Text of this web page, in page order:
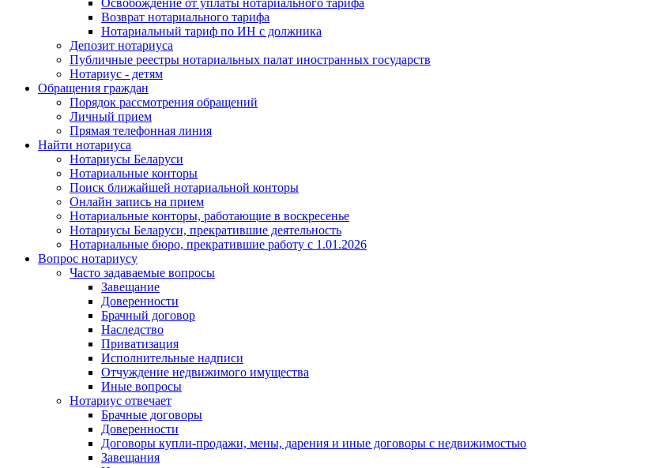
Возврат нотариального тарифа
Нотариальный тариф по ИН с должника
Депозит нотариуса
Публичные реестры нотариальных палат иностранных государств
Нотариус - детям
Обращения граждан
Порядок рассмотрения обращений
Личный прием
Прямая телефонная линия
Найти нотариуса
Нотариусы Беларуси
Нотариальные конторы
Поиск ближайшей нотариальной конторы
Онлайн запись на прием
Нотариальные конторы, работающие в воскресенье
Нотариусы Беларуси, прекратившие деятельность
Нотариальные бюро, прекратившие работу с 1.01.2026
Вопрос нотариусу
Часто задаваемые вопросы
Завещание
Доверенности
Брачный договор
Наследство
Приватизация
Исполнительные надписи
Отчуждение недвижимого имущества
Иные вопросы
Нотариус отвечает
Брачные договоры
Доверенности
Договоры купли-продажи, мены, дарения и иные договоры с недвижимостью
Завещания